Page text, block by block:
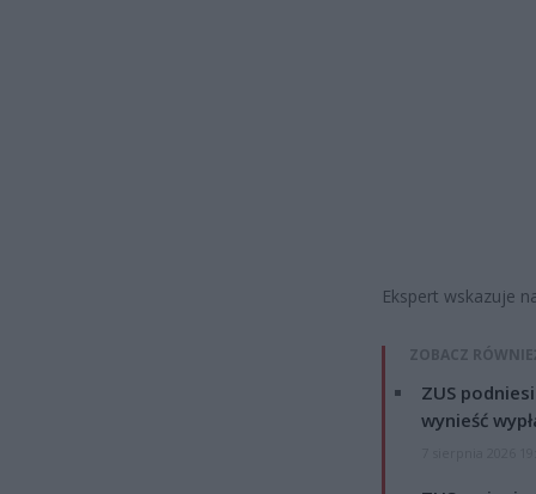
Ekspert wskazuje
ZOBACZ
ZUS
wynieść